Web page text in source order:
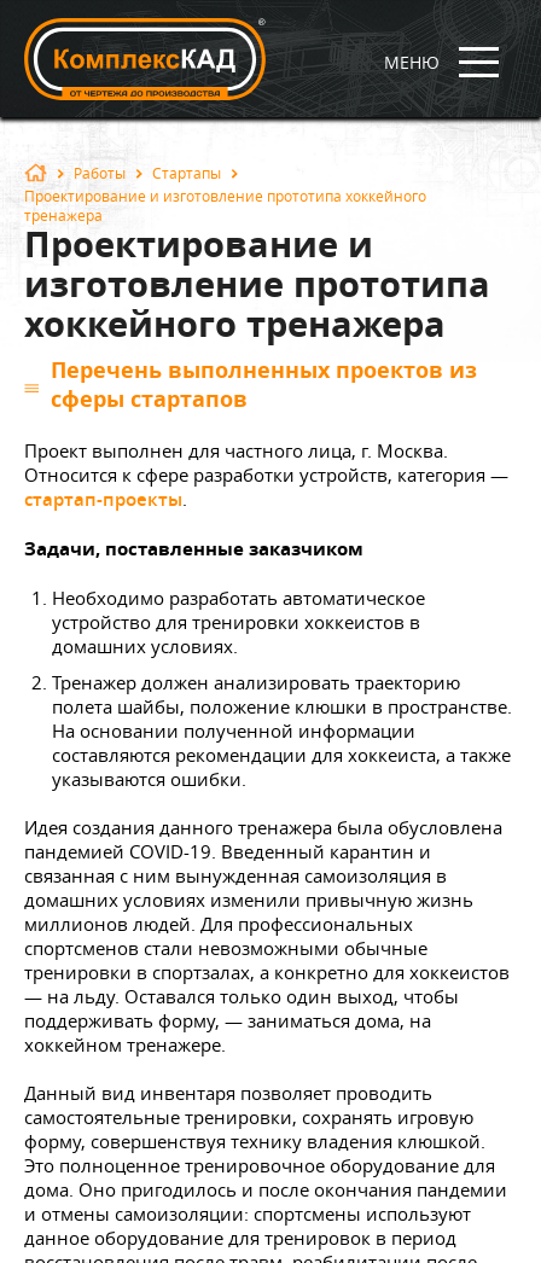
МЕНЮ
Работы
Стартапы
Проектирование и изготовление прототипа хоккейного
тренажера
Проектирование и
изготовление прототипа
хоккейного тренажера
Перечень выполненных проектов из
сферы стартапов
Проект выполнен для частного лица, г. Москва.
Относится к сфере разработки устройств, категория —
стартап-проекты.
Задачи, поставленные заказчиком
Необходимо разработать автоматическое
устройство для тренировки хоккеистов в
домашних условиях.
Тренажер должен анализировать траекторию
полета шайбы, положение клюшки в пространстве.
На основании полученной информации
составляются рекомендации для хоккеиста, а также
указываются ошибки.
Идея создания данного тренажера была обусловлена
пандемией COVID-19. Введенный карантин и
связанная с ним вынужденная самоизоляция в
домашних условиях изменили привычную жизнь
миллионов людей. Для профессиональных
спортсменов стали невозможными обычные
тренировки в спортзалах, а конкретно для хоккеистов
— на льду. Оставался только один выход, чтобы
поддерживать форму, — заниматься дома, на
хоккейном тренажере.
Данный вид инвентаря позволяет проводить
самостоятельные тренировки, сохранять игровую
форму, совершенствуя технику владения клюшкой.
Это полноценное тренировочное оборудование для
дома. Оно пригодилось и после окончания пандемии
и отмены самоизоляции: спортсмены используют
данное оборудование для тренировок в период